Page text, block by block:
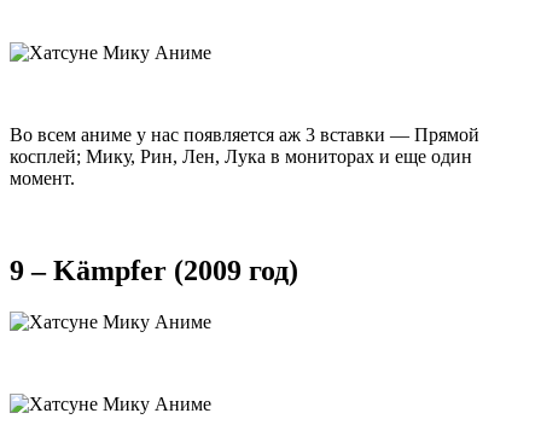
Во всем аниме у нас появляется аж 3 вставки — Прямой
косплей; Мику, Рин, Лен, Лука в мониторах и еще один
момент.
9 – Kämpfer (2009 год)